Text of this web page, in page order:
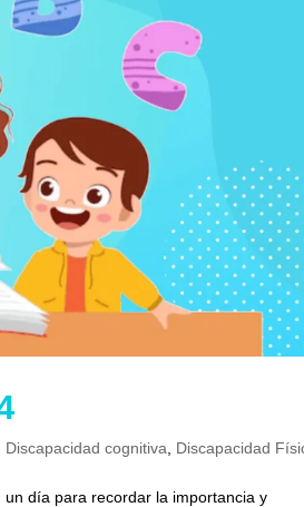
Discapacidad cognitiva Discapacidad
día para recordar la importancia y